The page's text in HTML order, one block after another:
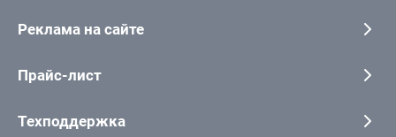
Реклама на сайте
Прайс-лист
Техподдержка